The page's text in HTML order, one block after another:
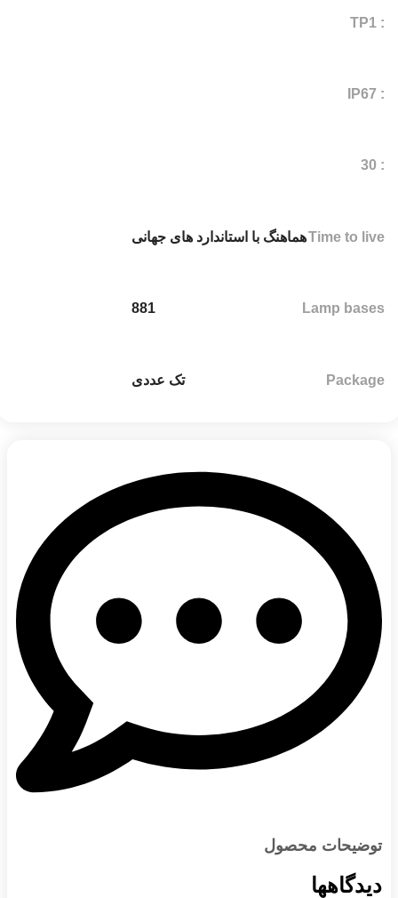
: TP1
: IP67
: 30
Time to liveهماهنگ با استاندارد های جهانی
Lamp bases
881
Package تک عددی
توضیحات محصول
دیدگاهها